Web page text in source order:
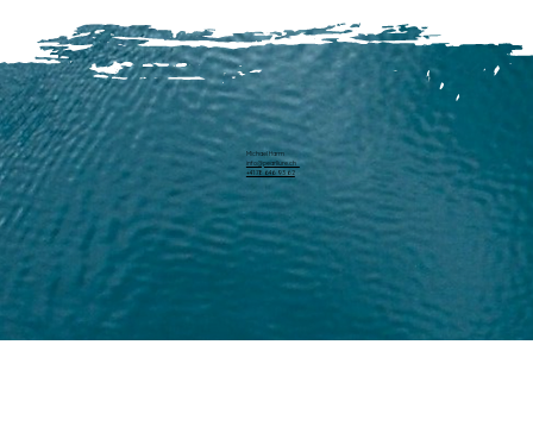
Michael Harm
info@pearllure.ch
+41 78 646 93 62